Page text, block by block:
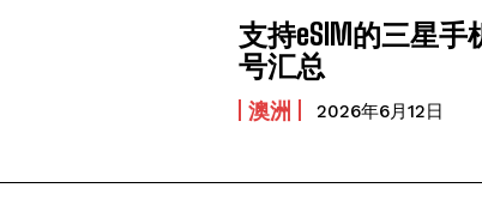
支持eSIM的三星手
号汇总
澳洲 2026年6月12日